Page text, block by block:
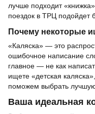
лучше подходит
поездок в ТРЦ подойдет
Почему некоторые
«Каляска» — это
ошибочное написание
главное — не как
ищете «детская
поможем выбрать лучшую
Ваша идеальная